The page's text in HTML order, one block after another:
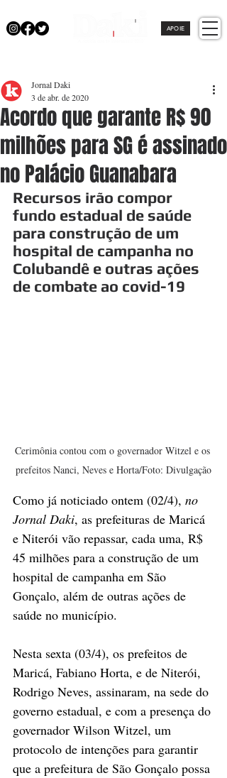
APOIE
Acordo que garante R$ 90
milhões para SG é assinado
no Palácio Guanabara
Jornal Daki
3 de abr. de 2020
Recursos irão compor
fundo estadual de saúde
para construção de um
hospital de campanha no
Colubandê e outras ações
de combate ao covid-19
Cerimônia contou com o governador Witzel e os
prefeitos Nanci, Neves e Horta/Foto: Divulgação
Como já noticiado ontem (02/4), no
Jornal Daki, as prefeituras de Maricá
e Niterói vão repassar, cada uma, R$
45 milhões para a construção de um
hospital de campanha em São
Gonçalo, além de outras ações de
saúde no município.
Nesta sexta (03/4), os prefeitos de
Maricá, Fabiano Horta, e de Niterói,
Rodrigo Neves, assinaram, na sede do
governo estadual, e com a presença do
governador Wilson Witzel, um
protocolo de intenções para garantir
que a prefeitura de São Gonçalo possa